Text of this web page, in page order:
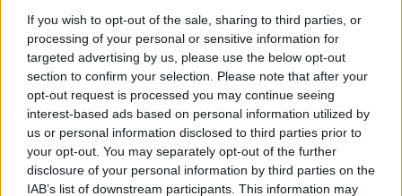
If you wish to opt-out of the sale, sharing to third parties, or
processing of your personal or sensitive information for
targeted advertising by us, please use the below opt-out
section to confirm your selection. Please note that after your
opt-out request is processed you may continue seeing
interest-based ads based on personal information utilized by
us or personal information disclosed to third parties prior to
your opt-out. You may separately opt-out of the further
disclosure of your personal information by third parties on the
IAB’s list of downstream participants. This information may
Seguici anche su Google News!
ENTRA NEL NOSTRO CANALE
CONDIVIDI SU
FACEBOOK
CONDIVIDI SU
TWITTER
CONDIVIDI SU
WHATSAPP